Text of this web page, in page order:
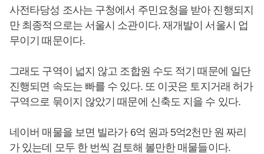
사전타당성 조사는 구청에서 주민요청을 받아 진행되지
만 최종적으로는 서울시 소관이다. 재개발이 서울시 업
무이기 때문이다.
그래도 구역이 넓지 않고 조합원 수도 적기 때문에 일단
진행되면 속도는 빠를 수 있다. 또 이곳은 토지거래 허가
구역으로 묶이지 않았기 때문에 신축도 지을 수 있다.
네이버 매물을 보면 빌라가 6억 원과 5억2천만 원 짜리
가 있는데 모두 한 번씩 검토해 볼만한 매물들이다.